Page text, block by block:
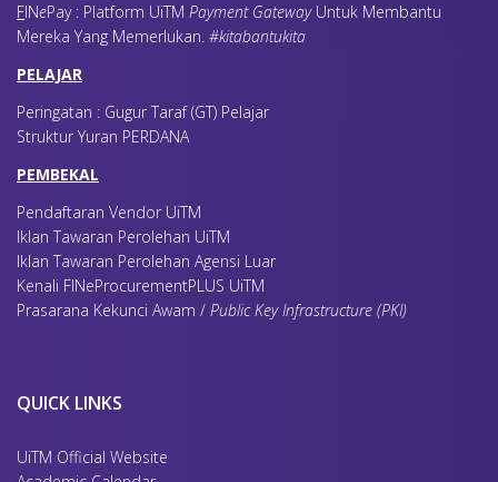
FINePay : Platform UiTM Payment GatewayUntuk Membantu
Mereka Yang Memerlukan. #kitabantukita
PELAJAR
Peringatan : Gugur Taraf (GT) Pelajar
Struktur Yuran PERDANA
PEMBEKAL
Pendaftaran Vendor UiTM
Iklan Tawaran Perolehan UiTM
Iklan Tawaran Perolehan Agensi Luar
Kenali FINeProcurementPLUS UiTM
Prasarana Kekunci Awam / Public Key Infrastructure (PKI)
QUICK LINKS
UiTM Official Website